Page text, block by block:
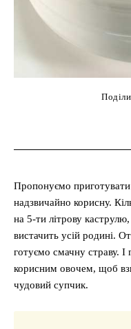
Пропонуємо
надзвичайно корисну.
на 5-ти літрову
вистачить усій родині.
готуємо смачну страву. І
корисним овочем, щоб
чудовий супчик.